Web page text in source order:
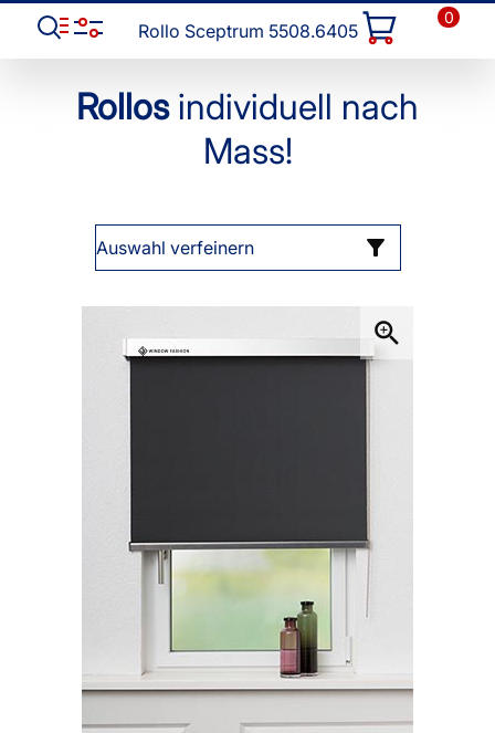
Rollo Sceptrum 5508.6405
0
Rollos individuell nach
Mass!
Auswahl verfeinern